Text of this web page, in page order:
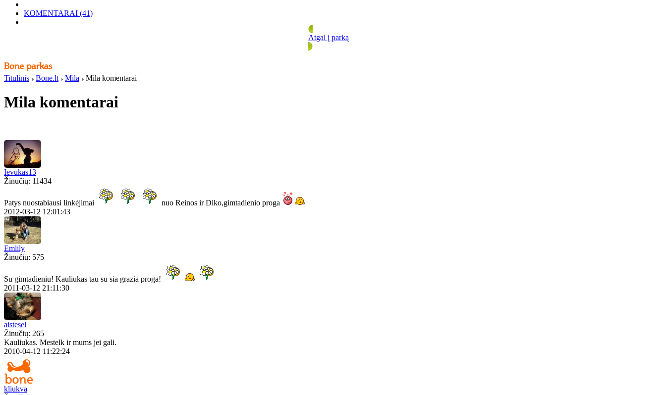
KOMENTARAI (41)
Atgal į parką
Titulinis Bone.lt Mila Mila komentarai
Mila komentarai
Ievukas13
Žinučių: 11434
Patys nuostabiausi linkėjimai
nuo Reinos ir Diko,gimtadienio proga
2012-03-12 12:01:43
Emlily
Žinučių: 575
Su gimtadieniu! Kauliukas tau su sia grazia proga!
2011-03-12 21:11:30
aistesel
Žinučių: 265
Kauliukas. Mestelk ir mums jei gali.
2010-04-12 11:22:24
kliukva